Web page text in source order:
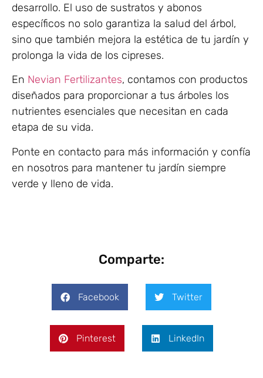
desarrollo. El uso de sustratos y abonos
específicos no solo garantiza la salud del árbol,
sino que también mejora la estética de tu jardín y
prolonga la vida de los cipreses.
En Nevian Fertilizantes, contamos con productos
diseñados para proporcionar a tus árboles los
nutrientes esenciales que necesitan en cada
etapa de su vida.
Ponte en contacto para más información y confía
en nosotros para mantener tu jardín siempre
verde y lleno de vida.
Comparte:
Facebook Twitter
Pinterest LinkedIn